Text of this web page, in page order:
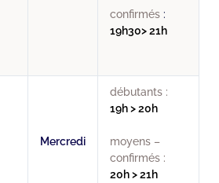
confirmés :
19h30> 21h
Mercredi
débutants :
19h > 20h
moyens –
confirmés :
20h > 21h